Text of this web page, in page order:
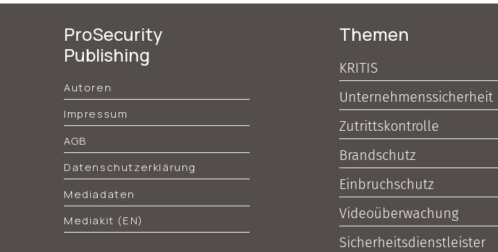
ProSecurity
Publishing
Autoren
Impressum
AGB
Datenschutzerklärung
Mediadaten
Mediakit (EN)
Themen
KRITIS
Unternehmenssicherheit
Zutrittskontrolle
Brandschutz
Einbruchschutz
Videoüberwachung
Sicherheitsdienstleister